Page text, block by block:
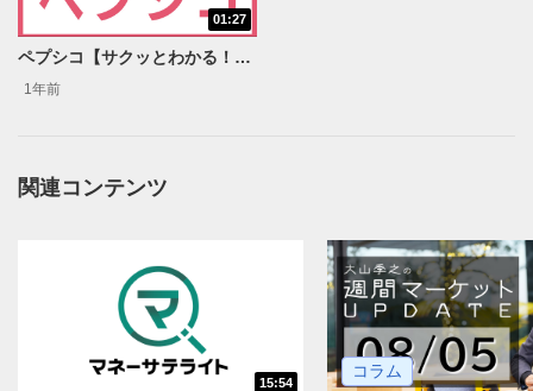
動画再生エリア
動画再生エリアをクリックすると、動画を再生または
一時停止します。
YouTubeサイトに移動します。
クリックするとYouTubeの「後で見る」の再生リスト
に追加されます。
スマートフォンで視聴の場合は動画再生エリア右上のメニュ
ー内にあります。
01:27
ペプシコ【サクッとわかる！銘柄徹底解説＜米国株編＞】
1年前
関連コンテンツ
15:54
コラム